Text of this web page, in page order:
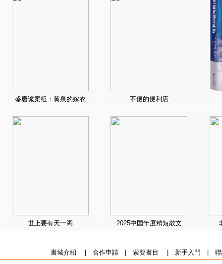
盛唐诡案组：黄泉的嫁衣 不便的便利店
世上要有天一阁 2025中国年度精短散文
書城介紹 合作申請| 索要書目 新手入門